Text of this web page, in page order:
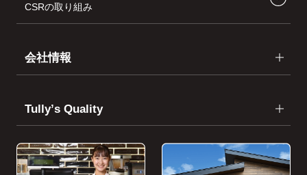
CSRの取り組み
会社情報
Tullyʼs Quality